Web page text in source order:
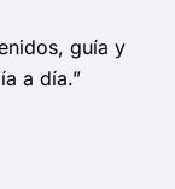
guía y
a día.”